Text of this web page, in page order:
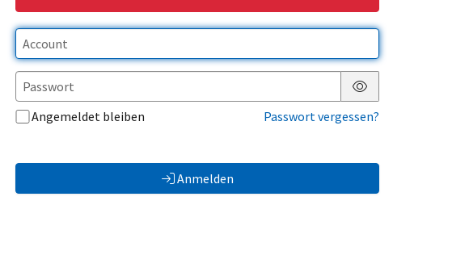
Passwort anzeigen
Angemeldet bleiben
Passwort vergessen?
Anmelden